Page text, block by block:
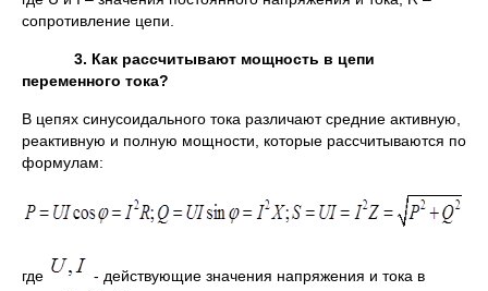
сопротивление цепи.
3. Как рассчитывают мощность в цепи
переменного тока?
В цепях синусоидального тока различают средние активную,
реактивную и полную мощности, которые рассчитываются по
формулам:
где
- действующие значения напряжения и тока в